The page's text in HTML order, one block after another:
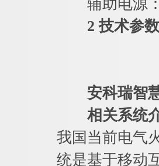
辅助电源：
2 技术参数
安科瑞智
相关系统
我国当前电气
统是基于移动